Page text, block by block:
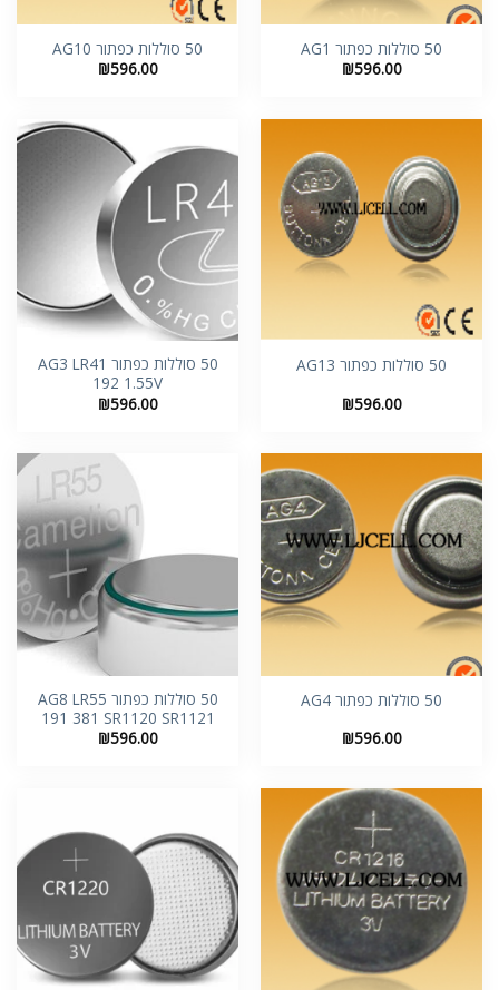
50 סוללות כפתור AG1
₪596.00
50 סוללות כפתור AG10
₪596.00
50 סוללות כפתור AG13
₪596.00
50 סוללות כפתור AG3 LR41
192 1.55V
₪596.00
50 סוללות כפתור AG4
₪596.00
50 סוללות כפתור AG8 LR55
191 381 SR1120 SR1121
₪596.00